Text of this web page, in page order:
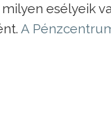
esélyeik
A